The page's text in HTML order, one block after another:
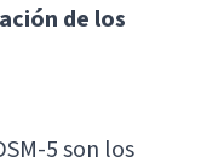
de los
5 son los